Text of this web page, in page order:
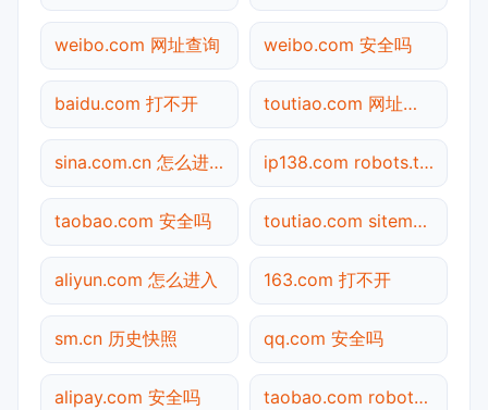
weibo.com 网址查询 weibo.com 安全吗
baidu.com 打不开 toutiao.com 网址查询
sina.com.cn 怎么进入 ip138.com robots.txt检测
taobao.com 安全吗 toutiao.com sitemap.xml检测
aliyun.com 怎么进入 163.com 打不开
sm.cn 历史快照 qq.com 安全吗
alipay.com 安全吗 taobao.com robots.txt检测